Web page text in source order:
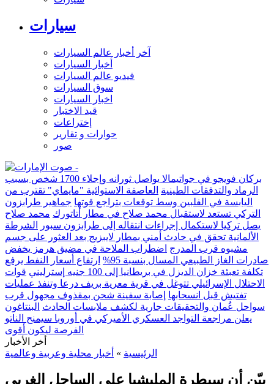
سيارات
آخر أخبار عالم السيارات
أخبار السيارات
فيديو عالم السيارات
سوق السيارات
اخبار السيارات
قيد الاختبار
إختراعات
حوارات و تقارير
صور
بركان فويجو في جواتيمالا يواصل ثورانه وإجلاء 1700 شخص بسبب
الرماد والتدفقات الطينية العاصفة الاستوائية "مايماي" تقترب من
اليابسة في الفلبين وسط توقعات بتراجع قوتها جماهير طرابزون
التركي تستعد لاستقبال محمد صلاح في مطار أتاتورك محمد صلاح
يصل تركيا لاستكمال إجراءات انتقاله إلى طرابزون سبور
الشرطة
الألمانية تحقق في حادث أمني بمطار لايبزيج بعد العثور على جسم
مشبوه قرب المدرج اضطراب الملاحة في مضيق هرمز يخفض
صادرات الغاز الطبيعي المسال بنسبة 95%
ارتفاع أسعار النفط يرفع
تكلفة تعبئة خزان الديزل في بريطانيا إلى 100 جنيه إسترليني
قوات
الاحتلال الإسرائيلي تتوغل في قرية معرية بريف درعا وتنفذ عمليات
تفتيش قبل انسحابها إصابة سفينة شحن بمقذوف مجهول قرب
سواحل عُمان والتحقيقات جارية لكشف ملابسات الحادث البنتاغون
يعلن مراجعة التواجد العسكري الأميركي في أوروبا سيمنح الناتو
الفرصة ليكون أقوى
أخر الأخبار
الرئيسية » أخبار محلية وعربية وعالمية
بيّن أن سيطرة المليشيا على الساحل الغربي